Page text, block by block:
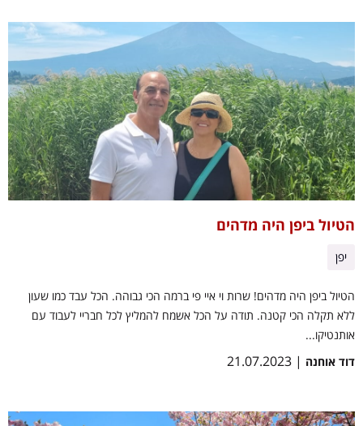
הטיול ביפן היה מדהים
יפן
הטיול ביפן היה מדהים! שרות וי איי פי ברמה הכי גבוהה. הכל עבד כמו שעון
ללא תקלה הכי קטנה. תודה על הכל אשמח להמליץ לכל חבריי לעבוד עם
אותנטיקו...
דוד אוחנה | 21.07.2023